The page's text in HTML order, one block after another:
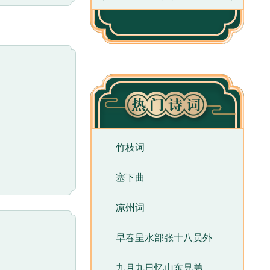
，与寻访长
诗三百首》
述见闻转入
意谓稀疏斑
露出抒情主
，表达了作
所咏对象，
竹枝词
塞下曲
凉州词
早春呈水部张十八员外
九月九日忆山东兄弟